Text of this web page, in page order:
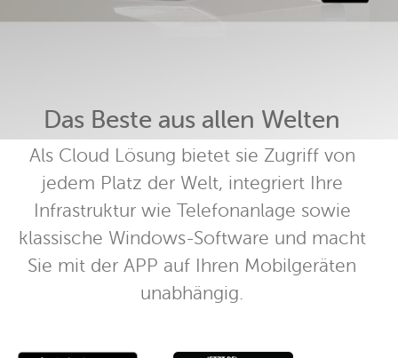
Das Beste aus allen Welten
Als Cloud Lösung bietet sie Zugriff von
jedem Platz der Welt, integriert Ihre
Infrastruktur wie Telefonanlage sowie
klassische Windows-Software und macht
Sie mit der APP auf Ihren Mobilgeräten
unabhängig.